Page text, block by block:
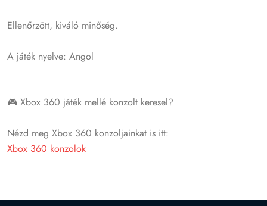
Ellenőrzött, kiváló minőség.
A játék nyelve: Angol
🎮 Xbox 360 játék mellé konzolt keresel?
Nézd meg Xbox 360 konzoljainkat is itt:
Xbox 360 konzolok